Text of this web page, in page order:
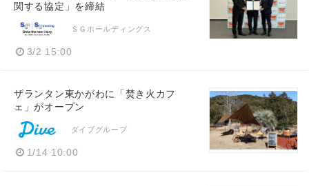
関する協定」を締結
ＳＧホールディングス
3/2 15:00
ザランタン東かがわに「焚き火カフ
ェ」がオープン
ダイブグループ
1/14 10:00